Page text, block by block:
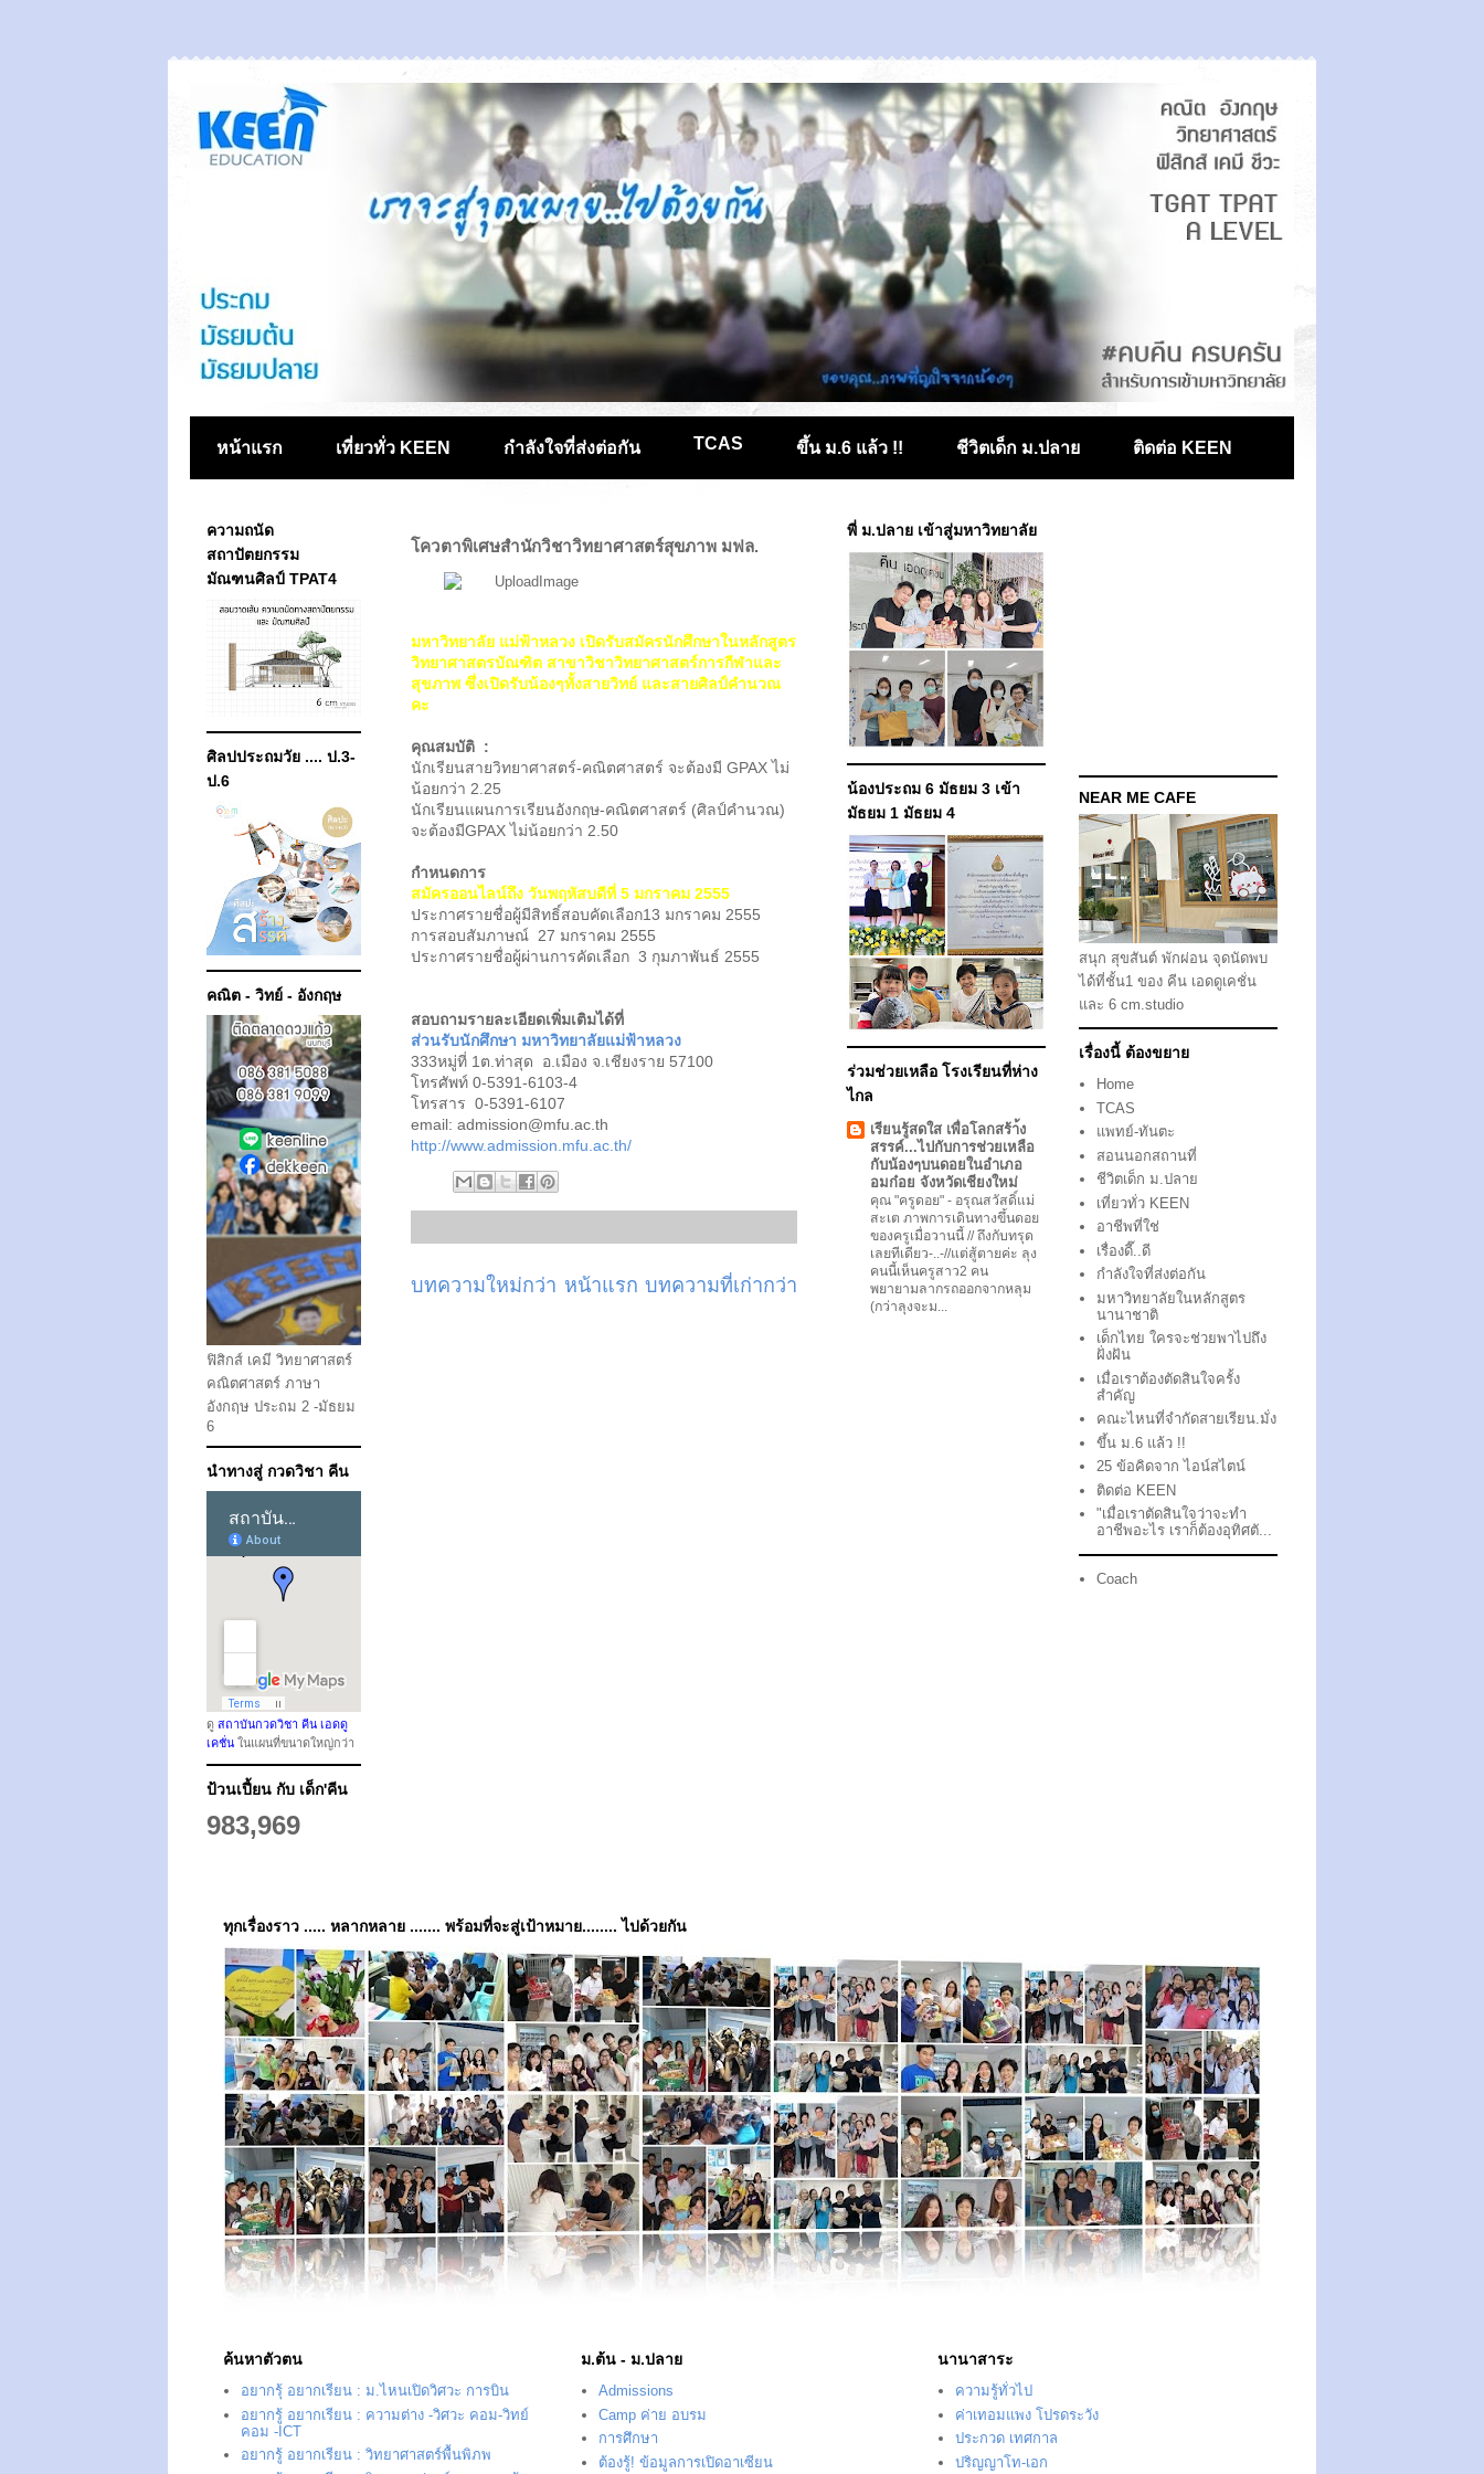
หน้าแรก เที่ยวทั่ว KEEN กำลังใจที่ส่งต่อกัน TCAS ขึ้น ม.6 แล้ว !! ชีวิตเด็ก ม.ปลาย ติดต่อ KEEN
โควตาพิเศษสำนักวิชาวิทยาศาสตร์สุขภาพ มฟล.
มหาวิทยาลัย แม่ฟ้าหลวง เปิดรับสมัครนักศึกษาในหลักสูตร
วิทยาศาสตรบัณฑิต สาขาวิชาวิทยาศาสตร์การกีฬาและ
สุขภาพ ซึ่งเปิดรับน้องๆทั้งสายวิทย์ และสายศิลป์คำนวณ
คะ
คุณสมบัติ :
นักเรียนสายวิทยาศาสตร์-คณิตศาสตร์ จะต้องมี GPAX ไม่
น้อยกว่า 2.25
นักเรียนแผนการเรียนอังกฤษ-คณิตศาสตร์ (ศิลป์คำนวณ)
จะต้องมีGPAX ไม่น้อยกว่า 2.50
กำหนดการ
สมัครออนไลน์ถึง วันพฤหัสบดีที่ 5 มกราคม 2555
ประกาศรายชื่อผู้มีสิทธิ์สอบคัดเลือก13 มกราคม 2555
การสอบสัมภาษณ์ 27 มกราคม 2555
ประกาศรายชื่อผู้ผ่านการคัดเลือก 3 กุมภาพันธ์ 2555
สอบถามรายละเอียดเพิ่มเติมได้ที่
ส่วนรับนักศึกษา มหาวิทยาลัยแม่ฟ้าหลวง
333หมู่ที่ 1ต.ท่าสุด อ.เมือง จ.เชียงราย 57100
โทรศัพท์ 0-5391-6103-4
โทรสาร 0-5391-6107
email: admission@mfu.ac.th
http://www.admission.mfu.ac.th/
บทความใหม่กว่า บทความที่เก่ากว่า
หน้าแรก
ความถนัด
สถาปัตยกรรม
มัณฑนศิลป์ TPAT4
ศิลปประถมวัย .... ป.3-
ป.6
คณิต - วิทย์ - อังกฤษ
ฟิสิกส์ เคมี วิทยาศาสตร์
คณิตศาสตร์ ภาษา
อังกฤษ ประถม 2 -มัธยม
6
นำทางสู่ กวดวิชา คีน
ดู สถาบันกวดวิชา คีน เอดดู
เคชั่น ในแผนที่ขนาดใหญ่กว่า
ป้วนเปี้ยน กับ เด็ก'คีน
983,969
พี่ ม.ปลาย เข้าสู่มหาวิทยาลัย
น้องประถม 6 มัธยม 3 เข้า
มัธยม 1 มัธยม 4
ร่วมช่วยเหลือ โรงเรียนที่ห่าง
ไกล
เรียนรู้สดใส เพื่อโลกสร้า้ง
สรรค์...ไปกับการช่วยเหลือ
กับน้องๆบนดอยในอำเภอ
อมก๋อย จังหวัดเชียงใหม่
คุณ "ครูดอย" - อรุณสวัสดิ์แม่
สะเต ภาพการเดินทางขึ้นดอย
ของครูเมื่อวานนี้ // ถึงกับทรุด
เลยทีเดียว-..-//แต่สู้ตายค่ะ ลุง
คนนี้เห็นครูสาว2 คน
พยายามลากรถออกจากหลุม
(กว่าลุงจะม...
NEAR ME CAFE
สนุก สุขสันต์ พักผ่อน จุดนัดพบ
ได้ที่ชั้น1 ของ คีน เอดดูเคชั่น
และ 6 cm.studio
เรื่องนี้ ต้องขยาย
Home
TCAS
แพทย์-ทันตะ
สอนนอกสถานที่
ชีวิตเด็ก ม.ปลาย
เที่ยวทั่ว KEEN
อาชีพที่ใช่
เรื่องดี๊..ดี
กำลังใจที่ส่งต่อกัน
มหาวิทยาลัยในหลักสูตร
นานาชาติ
เด็กไทย ใครจะช่วยพาไปถึง
ฝั่งฝัน
เมื่อเราต้องตัดสินใจครั้ง
สำคัญ
คณะไหนที่จำกัดสายเรียน.มั่ง
ขึ้น ม.6 แล้ว !!
25 ข้อคิดจาก ไอน์สไตน์
ติดต่อ KEEN
"เมื่อเราตัดสินใจว่าจะทำ
อาชีพอะไร เราก็ต้องอุทิศตั...
Coach
ทุกเรื่องราว ..... หลากหลาย ....... พร้อมที่จะสู่เป้าหมาย........ ไปด้วยกัน
ค้นหาตัวตน
อยากรุ้ อยากเรียน : ม.ไหนเปิดวิศวะ การบิน
อยากรู้ อยากเรียน : ความต่าง -วิศวะ คอม-วิทย์
คอม -ICT
อยากรู้ อยากเรียน : วิทยาศาสตร์พื้นพิภพ
ม.ต้น - ม.ปลาย
Admissions
Camp ค่าย อบรม
การศึกษา
ต้องรู้! ข้อมูลการเปิดอาเซียน
นานาสาระ
ความรู้ทั่วไป
ค่าเทอมแพง โปรดระวัง
ประกวด เทศกาล
ปริญญาโท-เอก